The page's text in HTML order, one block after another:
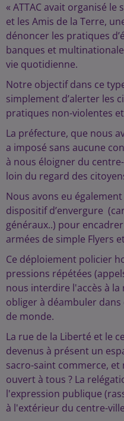
« ATTAC avait organisé le
et les Amis de la Terre,
dénoncer les pratiques
banques et
vie quotidienne.
Notre objectif dans ce
simplement d’alerter les
pratiques non-violentes
La préfecture, que nous
a imposé sans aucune
à nous éloigner du
loin du regard des
Nous avons eu
dispositif d’envergure
généraux..) pour
armées de simple Flyers
Ce déploiement policier
pressions répétées
nous interdire l'accès à
obliger à déambuler
de monde.
La rue de la Liberté et le
devenus à présent un
sacro-saint commerce,
ouvert à tous ? La
l'expression publique
à l'extérieur du centre-